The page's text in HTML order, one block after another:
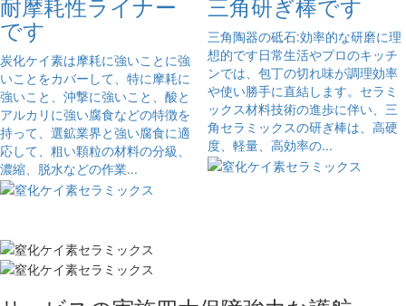
です
炭化ケイ素は摩耗に強いことに強
いことをカバーして、特に摩耗に
強いこと、沖撃に強いこと、酸と
アルカリに強い腐食などの特徴を
持って、選鉱業界と強い腐食に適
応して、粗い顆粒の材料の分級、
濃縮、脱水などの作業...
三角陶器の砥石:効率的な研磨に理
想的です日常生活やプロのキッチ
ンでは、包丁の切れ味が調理効率
や使い勝手に直結します。セラミ
ックス材料技術の進歩に伴い、三
角セラミックスの研ぎ棒は、高硬
度、軽量、高効率の...